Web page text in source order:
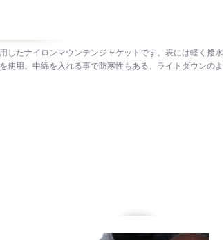
したナイロンマウンテンジャケットです。表には軽く撥水
使用。中綿を入れる事で防寒性もある、ライトダウンのよ